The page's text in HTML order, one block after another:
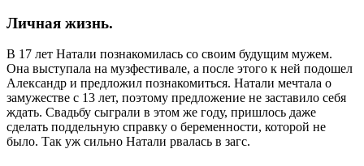
Личная жизнь.
В 17 лет Натали познакомилась со своим будущим мужем.
Она выступала на музфестивале, а после этого к ней подошел
Александр и предложил познакомиться. Натали мечтала о
замужестве с 13 лет, поэтому предложение не заставило себя
ждать. Свадьбу сыграли в этом же году, пришлось даже
сделать поддельную справку о беременности, которой не
было. Так уж сильно Натали рвалась в загс.